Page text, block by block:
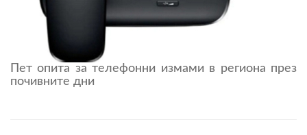
Пет опита за телефонни измами в региона през
почивните дни